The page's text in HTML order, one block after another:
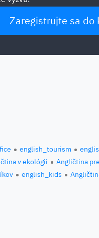
Zaregistrujte sa do
english_tourism
v ekológii Angličtina
english_kids